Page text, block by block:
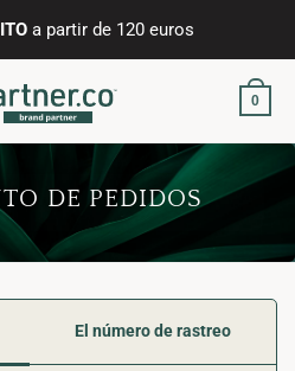
a partir de 120 euros
0
DE PEDIDOS
El número de rastreo